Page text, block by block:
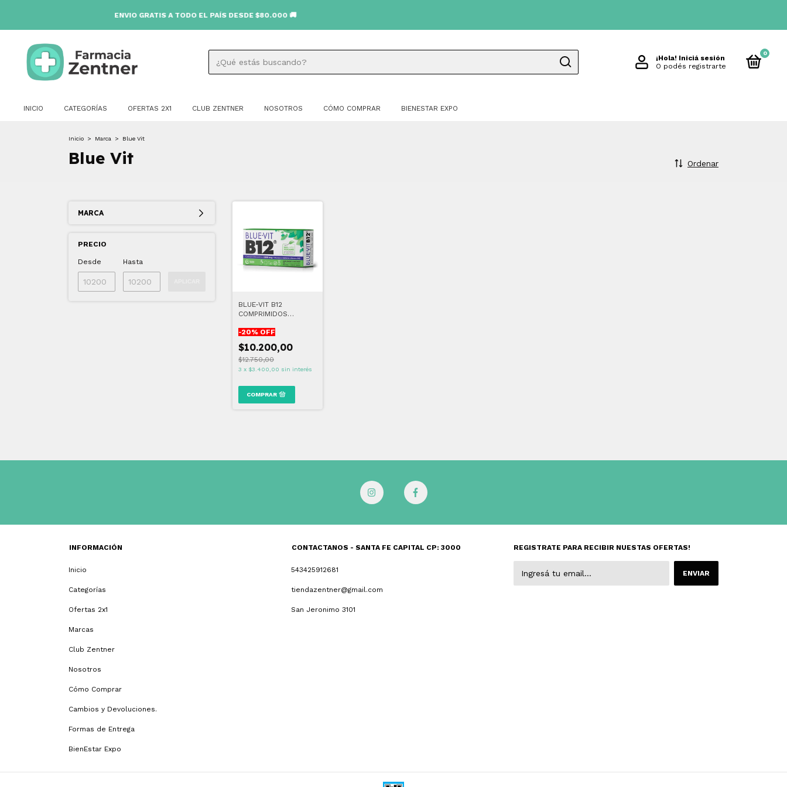
ENVIO GRATIS A TODO EL PAÍS DESDE $80.000 🚚
¡Hola! Iniciá sesión
O podés registrarte
0
INICIO CATEGORÍAS OFERTAS 2X1 CLUB ZENTNER NOSOTROS CÓMO COMPRAR BIENESTAR EXPO
Inicio > Marca > Blue Vit
Blue Vit Ordenar
MARCA
PRECIO
Desde Hasta
BLUE-VIT B12
COMPRIMIDOS
-20% OFF
$10.200,00
$12.750,00
3 x $3.400,00 sin interés
INFORMACIÓN
Inicio
Categorías
Ofertas 2x1
Marcas
Club Zentner
Nosotros
Cómo Comprar
Cambios y Devoluciones.
Formas de Entrega
BienEstar Expo
CONTACTANOS - SANTA FE CAPITAL CP: 3000
543425912681
tiendazentner@gmail.com
San Jeronimo 3101
REGISTRATE PARA RECIBIR NUESTAS OFERTAS!